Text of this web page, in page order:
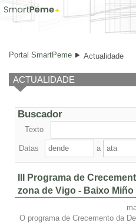
Actualidade
Portal SmartPeme Actualidade
ACTUALIDADE
Buscador
Texto
Datas a
III Programa de
zona de Vigo - Baixo Miño
O programa de Crecemento da